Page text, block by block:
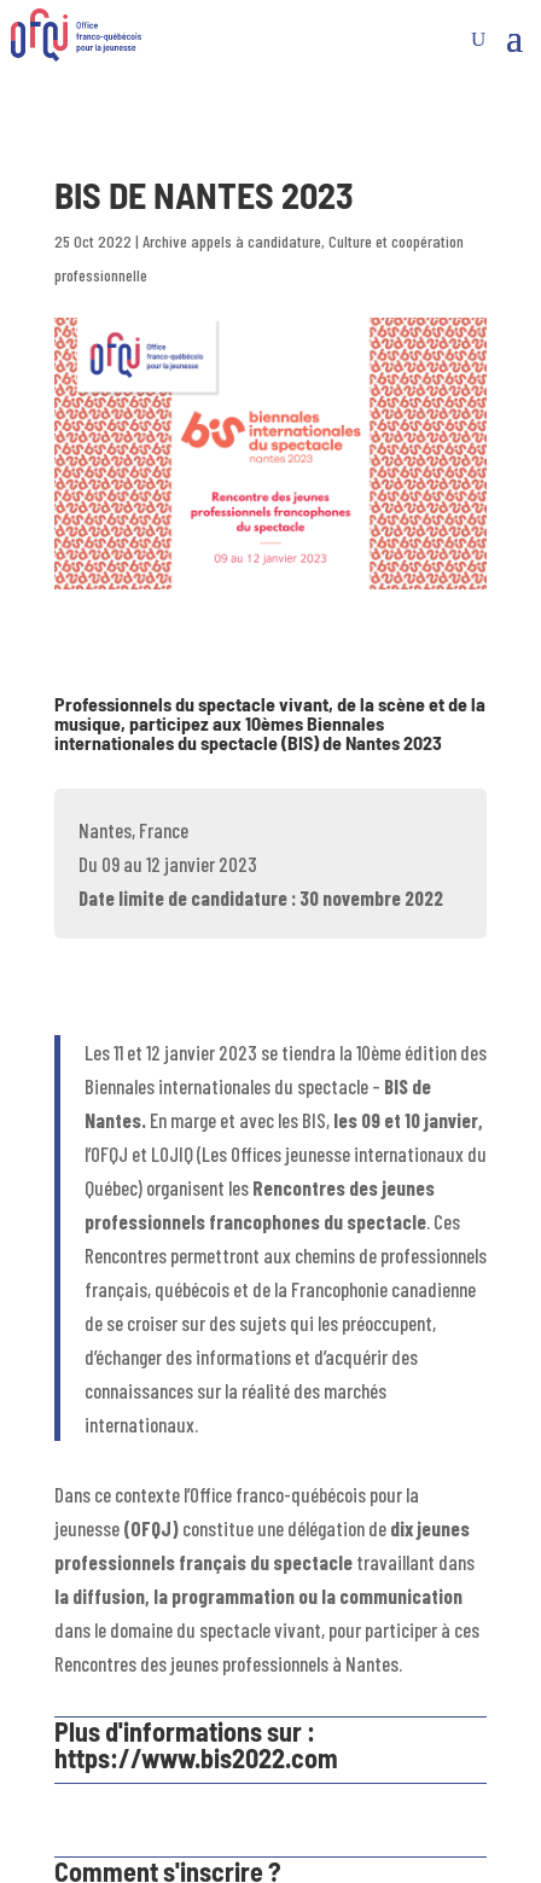
BIS DE NANTES 2023
25 Oct 2022 | Archive appels à candidature, Culture et coopération
professionnelle
Professionnels du spectacle vivant, de la scène et de la
musique, participez aux 10èmes Biennales
internationales du spectacle (BIS) de Nantes 2023
Nantes, France
Du 09 au 12 janvier 2023
Date limite de candidature : 30 novembre 2022
Les 11 et 12 janvier 2023 se tiendra la 10ème édition des
Biennales internationales du spectacle – BIS de
Nantes. En marge et avec les BIS, les 09 et 10 janvier,
l’OFQJ et LOJIQ (Les Offices jeunesse internationaux du
Québec) organisent les Rencontres des jeunes
professionnels francophones du spectacle. Ces
Rencontres permettront aux chemins de professionnels
français, québécois et de la Francophonie canadienne
de se croiser sur des sujets qui les préoccupent,
d’échanger des informations et d’acquérir des
connaissances sur la réalité des marchés
internationaux.
Dans ce contexte l’Office franco-québécois pour la
jeunesse (OFQJ)constitue une délégation de dix jeunes
professionnels français du spectacletravaillant dans
la diffusion, la programmation ou la communication
dans le domaine du spectacle vivant, pour participer à ces
Rencontres des jeunes professionnels à Nantes.
Plus d'informations sur :
https://www.bis2022.com
Comment s'inscrire ?